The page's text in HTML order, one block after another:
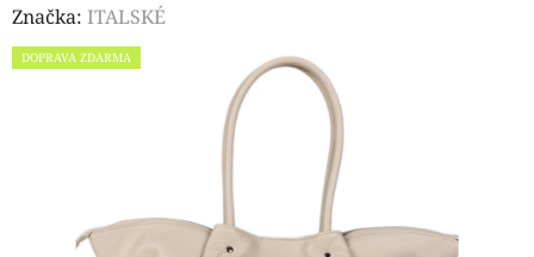
hodnocení
produktu
Značka: ITALSKÉ
DOPRAVA ZDARMA